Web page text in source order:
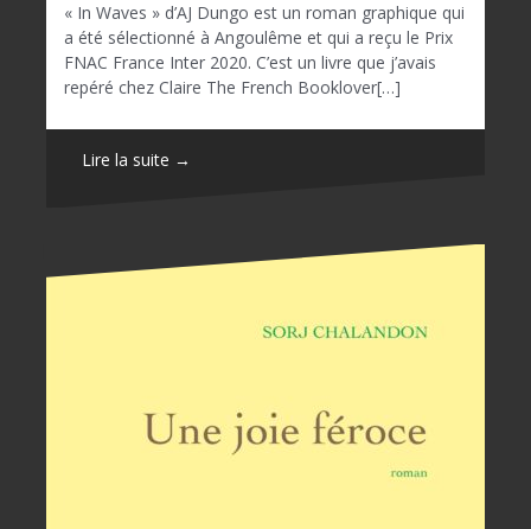
« In Waves » d’AJ Dungo est un roman graphique qui
a été sélectionné à Angoulême et qui a reçu le Prix
FNAC France Inter 2020. C’est un livre que j’avais
repéré chez Claire The French Booklover[…]
Lire la suite →